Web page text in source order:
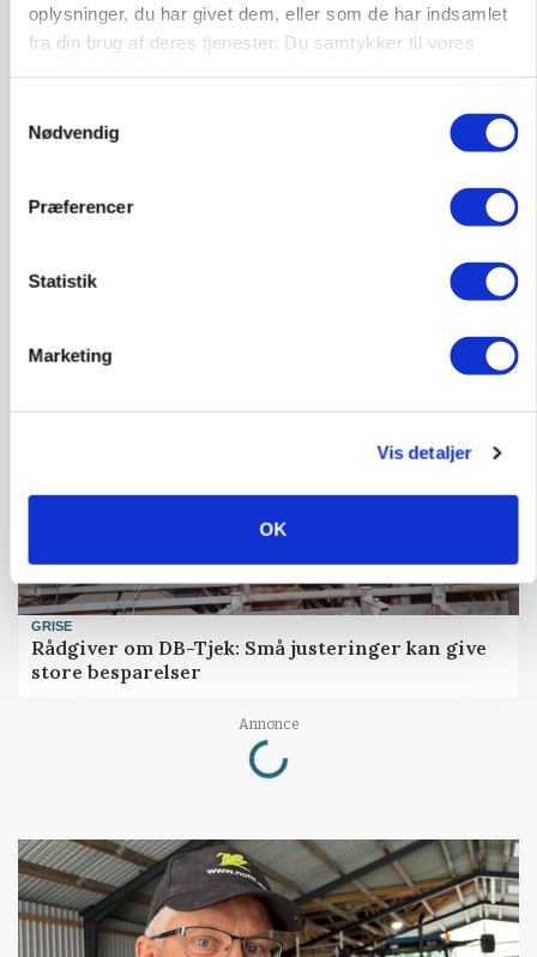
oplysninger, du har givet dem, eller som de har indsamlet
fra din brug af deres tjenester. Du samtykker til vores
Nødvendig
Præferencer
Statistik
Marketing
Vis detaljer
OK
Prisgab på 20 kroner pr. kg vokser: Polsk kylling
presser markedet
GRISE
Rådgiver om DB-Tjek: Små justeringer kan give
store besparelser
Annonce
Loading...